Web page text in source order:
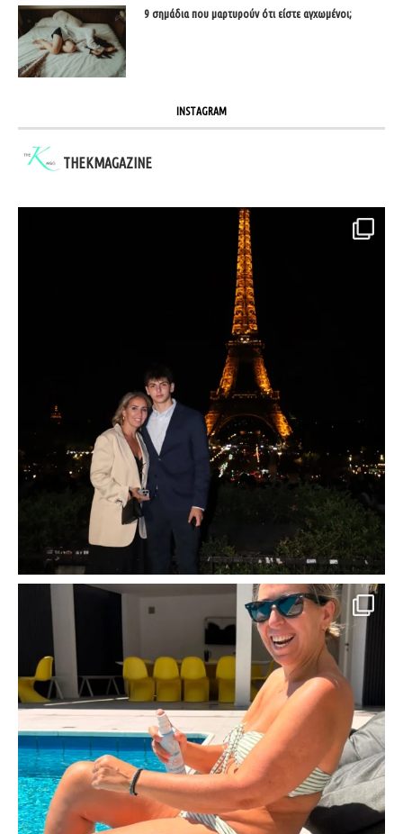
9 σημάδια που μαρτυρούν ότι είστε αγχωμένοι;
INSTAGRAM
THEKMAGAZINE